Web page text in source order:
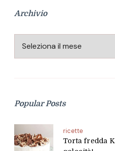
Archivio
Archivio
Popular Posts
ricette
Torta fredda